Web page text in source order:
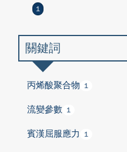
1
關鍵詞
丙烯酸聚合物 1
流變參數 1
賓漢屈服應力 1